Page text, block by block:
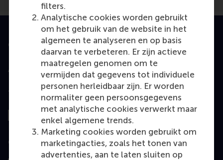
filters.
Analytische cookies worden gebruikt
om het gebruik van de website in het
algemeen te analyseren en op basis
daarvan te verbeteren. Er zijn actieve
maatregelen genomen om te
vermijden dat gegevens tot individuele
personen herleidbaar zijn. Er worden
normaliter geen persoonsgegevens
met analytische cookies verwerkt maar
enkel algemene trends.
Marketing cookies worden gebruikt om
marketingacties, zoals het tonen van
advertenties, aan te laten sluiten op
Geaccrediteerd door
Top gerangschikt
Geëvalueerd door